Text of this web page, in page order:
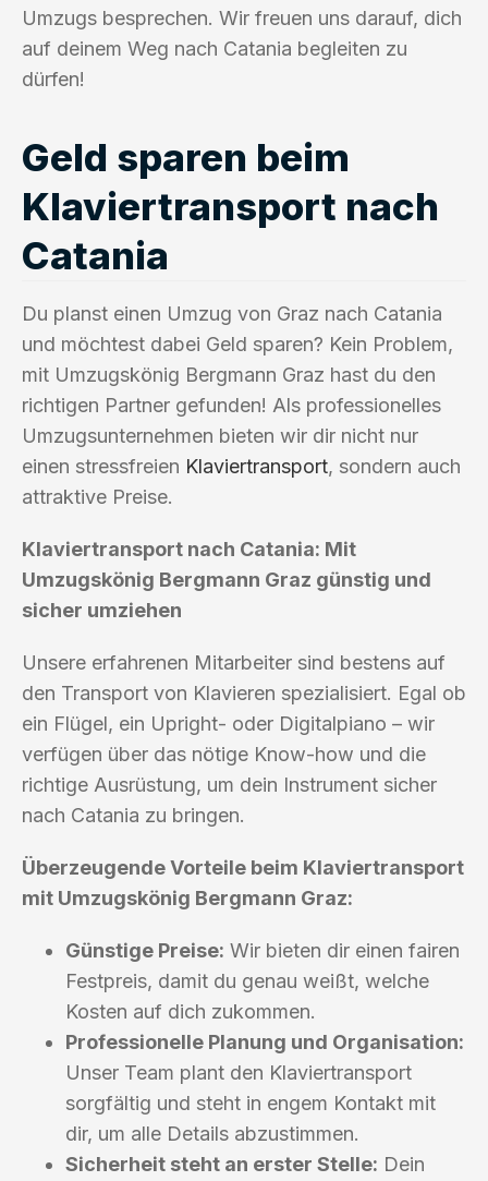
Umzugs besprechen. Wir freuen uns darauf, dich
auf deinem Weg nach Catania begleiten zu
dürfen!
Geld sparen beim
Klaviertransport nach
Catania
Du planst einen Umzug von Graz nach Catania
und möchtest dabei Geld sparen? Kein Problem,
mit Umzugskönig Bergmann Graz hast du den
richtigen Partner gefunden! Als professionelles
Umzugsunternehmen bieten wir dir nicht nur
einen stressfreien Klaviertransport, sondern auch
attraktive Preise.
Klaviertransport nach Catania: Mit
Umzugskönig Bergmann Graz günstig und
sicher umziehen
Unsere erfahrenen Mitarbeiter sind bestens auf
den Transport von Klavieren spezialisiert. Egal ob
ein Flügel, ein Upright- oder Digitalpiano – wir
verfügen über das nötige Know-how und die
richtige Ausrüstung, um dein Instrument sicher
nach Catania zu bringen.
Überzeugende Vorteile beim Klaviertransport
mit Umzugskönig Bergmann Graz:
Günstige Preise: Wir bieten dir einen fairen
Festpreis, damit du genau weißt, welche
Kosten auf dich zukommen.
Professionelle Planung und Organisation:
Unser Team plant den Klaviertransport
sorgfältig und steht in engem Kontakt mit
dir, um alle Details abzustimmen.
Sicherheit steht an erster Stelle: Dein